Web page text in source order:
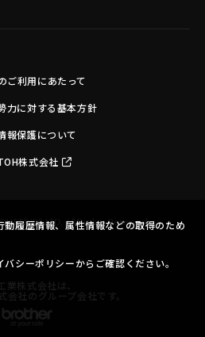
ご利用にあたって
力に対する基本方針
報保護について
株式会社
LTD. All Rights Reserved.
履歴情報、属性情報などの取得のため
シーポリシーからご確認ください。
業株式会社は、
会社のグループ会社です。